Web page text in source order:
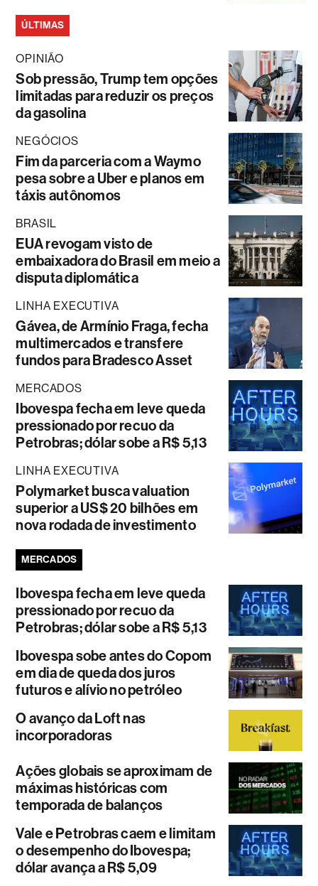
ÚLTIMAS
OPINIÃO
Sob pressão, Trump tem opções
limitadas para reduzir os preços
da gasolina
NEGÓCIOS
Fim da parceria com a Waymo
pesa sobre a Uber e planos em
táxis autônomos
BRASIL
EUA revogam visto de
embaixadora do Brasil em meio a
disputa diplomática
LINHA EXECUTIVA
Gávea, de Armínio Fraga, fecha
multimercados e transfere
fundos para Bradesco Asset
MERCADOS
Ibovespa fecha em leve queda
pressionado por recuo da
Petrobras; dólar sobe a R$ 5,13
LINHA EXECUTIVA
Polymarket busca valuation
superior a US$ 20 bilhões em
nova rodada de investimento
MERCADOS
Ibovespa fecha em leve queda
pressionado por recuo da
Petrobras; dólar sobe a R$ 5,13
Ibovespa sobe antes do Copom
em dia de queda dos juros
futuros e alívio no petróleo
O avanço da Loft nas
incorporadoras
Ações globais se aproximam de
máximas históricas com
temporada de balanços
Vale e Petrobras caem e limitam
o desempenho do Ibovespa;
dólar avança a R$ 5,09